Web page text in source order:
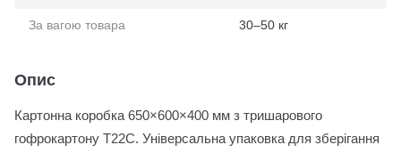
За вагою товара 30–50 кг
Опис
Картонна коробка 650×600×400 мм з тришарового
гофрокартону Т22С. Універсальна упаковка для зберігання